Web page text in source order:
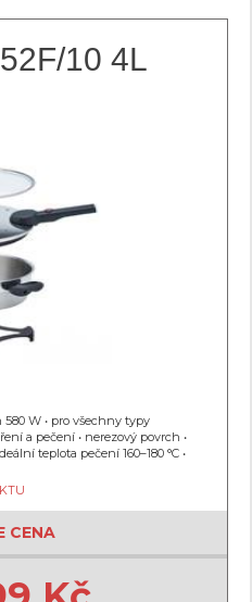
10 4L
W • pro všechny typy
a pečení • nerezový povrch •
teplota pečení 160–180 °C •
CENA